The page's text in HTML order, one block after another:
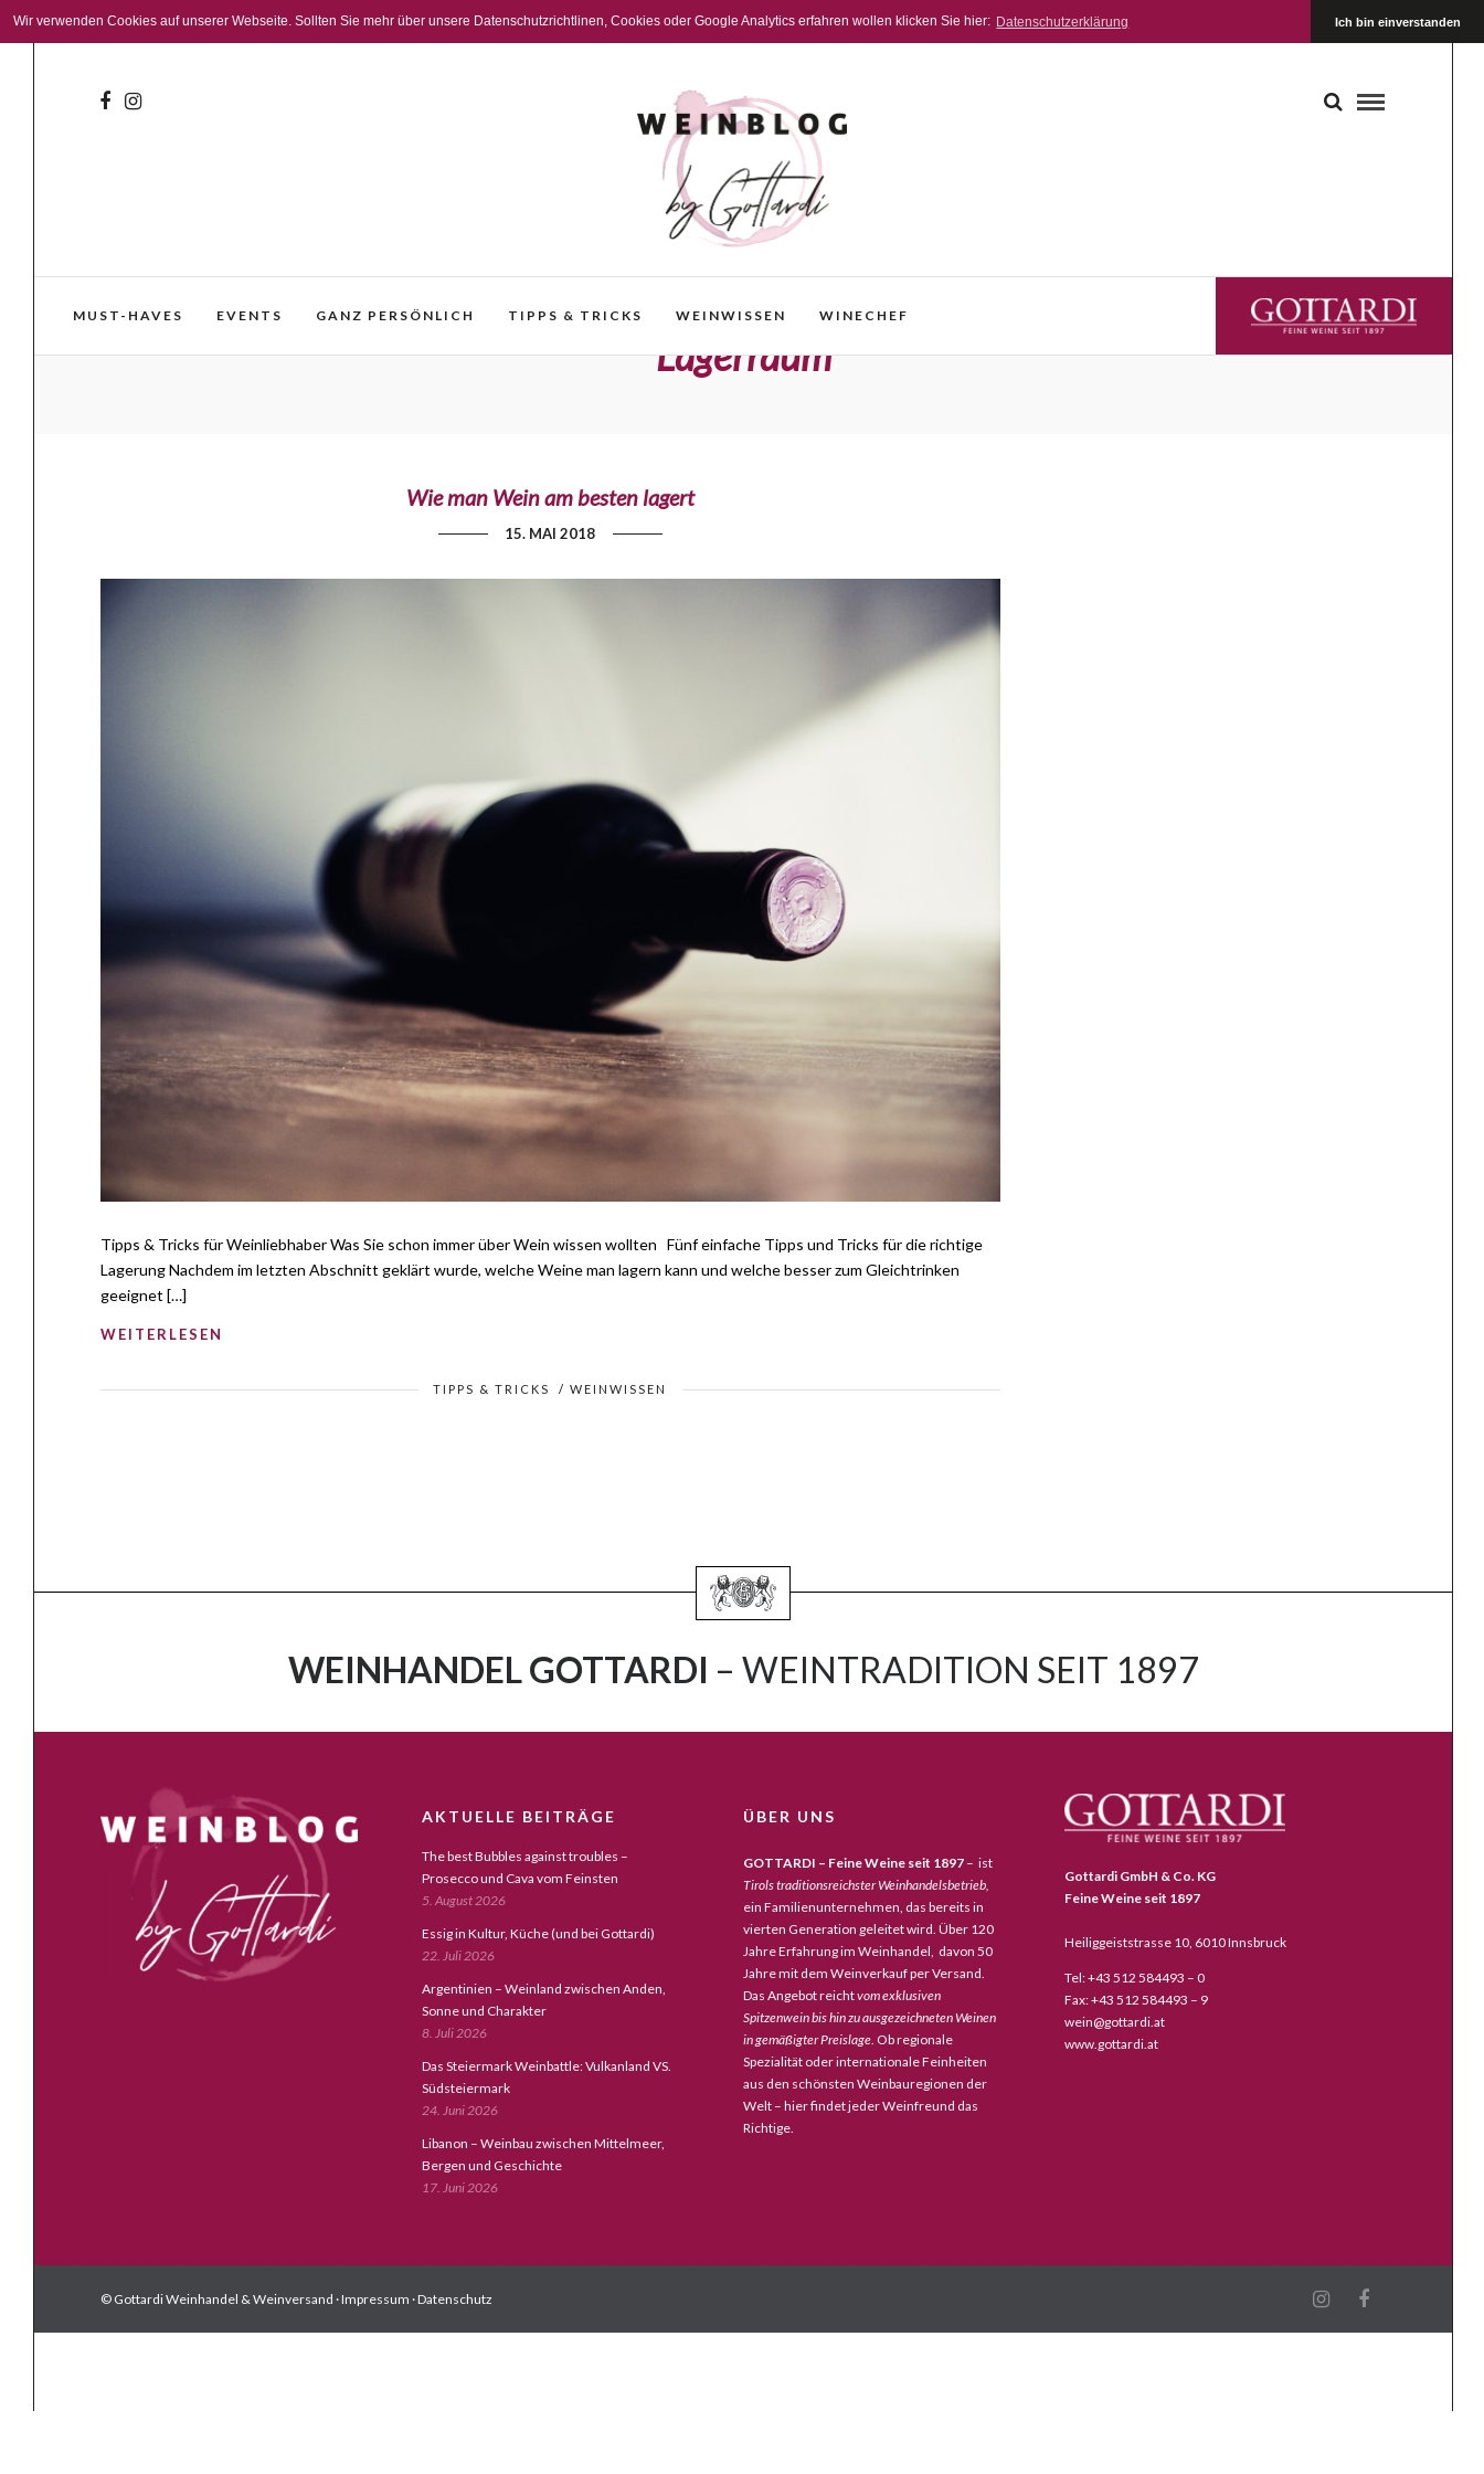
Wir verwenden Cookies auf unserer Webseite. Sollten Sie mehr über unsere Datenschutzrichtlinen, Cookies oder Google Analytics erfahren wollen klicken Sie hier: Datenschutzerklärung Ich bin einverstanden
MUST-HAVES EVENTS GANZ PERSÖNLICH TIPPS & TRICKS WEINWISSEN WINECHEF GOTTARDI FEINE WEINE
Lagerraum
Wie man Wein am besten lagert
15. MAI 2018
Tipps & Tricks für Weinliebhaber Was Sie schon immer über Wein wissen wollten Fünf einfache Tipps und Tricks für die richtige
Lagerung Nachdem im letzten Abschnitt geklärt wurde, welche Weine man lagern kann und welche besser zum Gleichtrinken
geeignet […]
WEITERLESEN
TIPPS & TRICKS /WEINWISSEN
WEINHANDEL GOTTARDI – WEINTRADITION SEIT 1897
AKTUELLE BEITRÄGE
The best Bubbles against troubles –
Prosecco und Cava vom Feinsten
5. August 2026
Essig in Kultur, Küche (und bei Gottardi)
22. Juli 2026
Argentinien – Weinland zwischen Anden,
Sonne und Charakter
8. Juli 2026
Das Steiermark Weinbattle: Vulkanland VS.
Südsteiermark
24. Juni 2026
Libanon – Weinbau zwischen Mittelmeer,
Bergen und Geschichte
17. Juni 2026
ÜBER UNS
GOTTARDI – Feine Weine seit 1897– ist
Tirols traditionsreichster Weinhandelsbetrieb,
ein Familienunternehmen, das bereits in
vierten Generation geleitet wird. Über 120
Jahre Erfahrung im Weinhandel, davon 50
Jahre mit dem Weinverkauf per Versand.
Das Angebot reichtvom exklusiven
Spitzenwein bis hin zu ausgezeichneten Weinen
in gemäßigter Preislage. Ob regionale
Spezialität oder internationale Feinheiten
aus den schönsten Weinbauregionen der
Welt – hier findet jeder Weinfreund das
Richtige.
Gottardi GmbH & Co. KG
Feine Weine seit 1897
Heiliggeiststrasse 10, 6010 Innsbruck
Tel: +43 512 584493 – 0
Fax: +43 512 584493 – 9
wein@gottardi.at
www.gottardi.at
© Gottardi Weinhandel & Weinversand ·Impressum ·Datenschutz